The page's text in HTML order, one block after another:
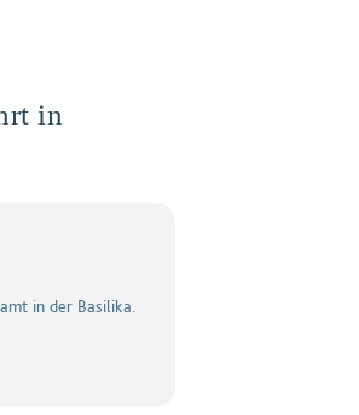
in
in der Basilika.